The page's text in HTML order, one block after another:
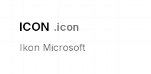
ICON .icon
Ikon Microsoft